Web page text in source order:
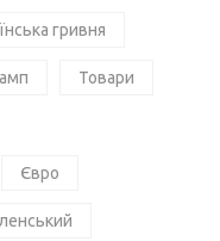
гривня
Товари
Євро